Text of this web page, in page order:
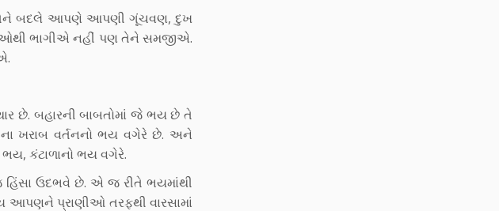
તેને બદલે આપણે આપણી ગૂંચવણ, દુખ
ભાગીએ નહીં પણ તેને સમજીએ.
છે. બહારની બાબતોમાં જે ભય છે તે
ખરાબ વર્તનનો ભય વગેરે છે. અને
કંટાળાનો ભય વગેરે.
ઉદભવે છે. એ જ રીતે ભયમાંથી
આપણને પ્રાણીઓ તરફથી વારસામાં